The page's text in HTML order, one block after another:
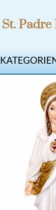
St. Padre